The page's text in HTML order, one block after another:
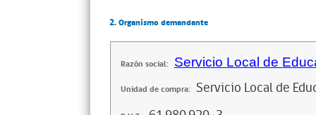
2. Organismo demandante
Razón social: Servicio Local de
Unidad de compra: Servicio Local de